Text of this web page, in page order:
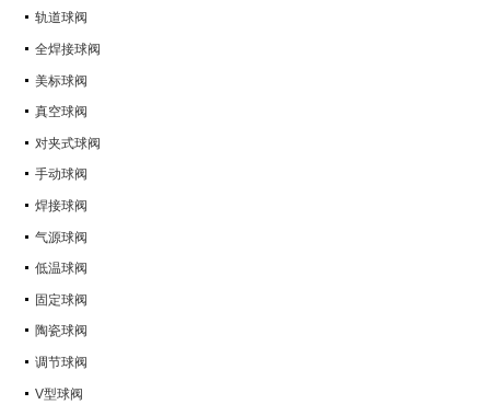
轨道球阀
全焊接球阀
美标球阀
真空球阀
对夹式球阀
手动球阀
焊接球阀
气源球阀
低温球阀
固定球阀
陶瓷球阀
调节球阀
V型球阀